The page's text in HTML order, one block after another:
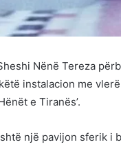
Nënë Tereza
instalacion me
e Tiranës’.
një pavijon sferik i